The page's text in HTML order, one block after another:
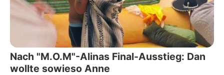
Nach "M.O.M"-Alinas Final-Ausstieg: Dan
wollte sowieso Anne